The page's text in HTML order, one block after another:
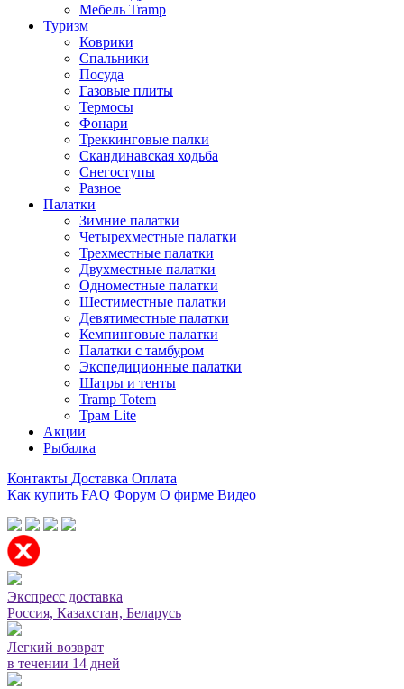
Мебель Tramp
Туризм
Коврики
Спальники
Посуда
Газовые плиты
Термосы
Фонари
Треккинговые палки
Скандинавская ходьба
Снегоступы
Разное
Палатки
Зимние палатки
Четырехместные палатки
Трехместные палатки
Двухместные палатки
Одноместные палатки
Шестиместные палатки
Девятиместные палатки
Кемпинговые палатки
Палатки с тамбуром
Экспедиционные палатки
Шатры и тенты
Tramp Totem
Трам Lite
Акции
Рыбалка
Контакты Доставка Оплата
Как купить FAQ Форум О фирме Видео
Экспресс доставка
Россия, Казахстан, Беларусь
Легкий возврат
в течении 14 дней